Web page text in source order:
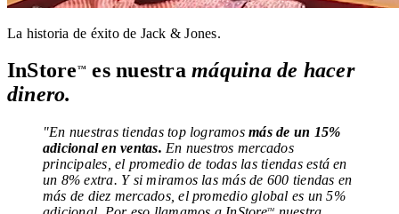
La historia de éxito de Jack & Jones.
InStore TM es nuestramáquina de hacer
dinero.
"En nuestras tiendas top logramosmás de un 15%
adicional en ventas. En nuestros mercados
principales, el promedio de todas las tiendas está en
un 8% extra. Y si miramos las más de 600 tiendas en
más de diez mercados, el promedio global es un 5%
TM